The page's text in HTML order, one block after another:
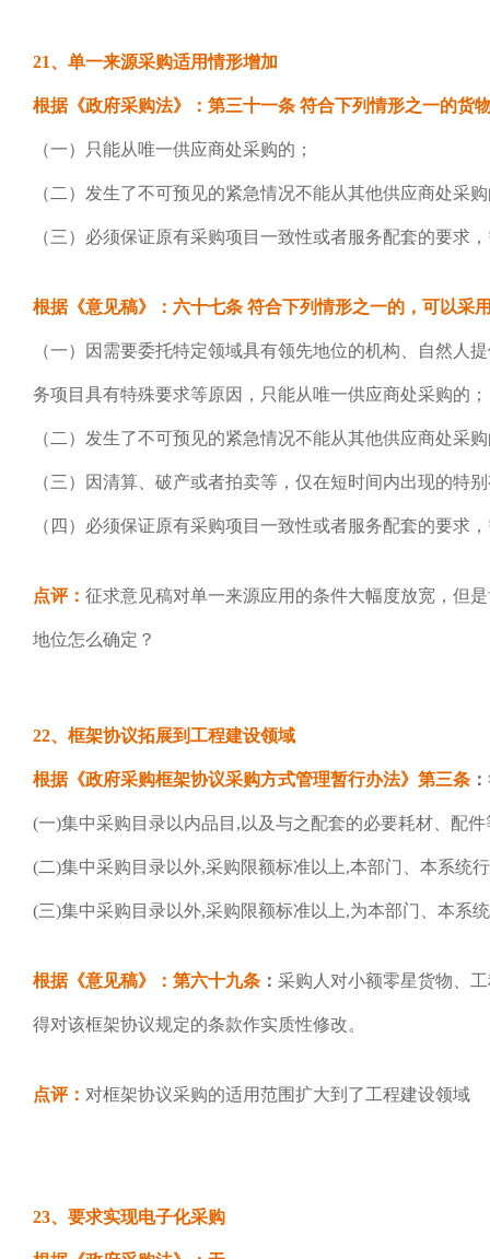
21、单一来源采购适用情形增加
根据《政府采购法》：第三十一条 符合下列情形之一的货
（一）只能从唯一供应商处采购的；
（二）发生了不可预见的紧急情况不能从其他供应商处采
（三）必须保证原有采购项目一致性或者服务配套的要求
根据《意见稿》：六十七条 符合下列情形之一的，可以采
（一）因需要委托特定领域具有领先地位的机构、自然人
务项目具有特殊要求等原因，只能从唯一供应商处采购的；
（二）发生了不可预见的紧急情况不能从其他供应商处采
（三）因清算、破产或者拍卖等，仅在短时间内出现的特
（四）必须保证原有采购项目一致性或者服务配套的要求
点评： 征求意见稿对单一来源应用的条件大幅度放宽，但
地位怎么确定？
22、框架协议拓展到工程建设领域
根据《政府采购框架协议采购方式管理暂行办法》第三条 ：
(一)集中采购目录以内品目,以及与之配套的必要耗材、配
(二)集中采购目录以外,采购限额标准以上,本部门、本系
(三)集中采购目录以外,采购限额标准以上,为本部门、本系
根据《意见稿》：第六十九条 ： 采购人对小额零星货物、
得对该框架协议规定的条款作实质性修改。
点评： 对框架协议采购的适用范围扩大到了工程建设领域
23、要求实现电子化采购